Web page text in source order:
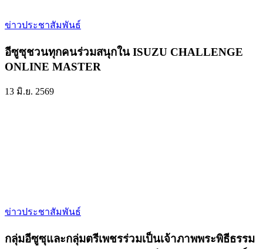
ข่าวประชาสัมพันธ์
อีซูซุชวนทุกคนร่วมสนุกใน ISUZU CHALLENGE
ONLINE MASTER
13 มิ.ย. 2569
ข่าวประชาสัมพันธ์
กลุ่มอีซูซุและกลุ่มตรีเพชรร่วมเป็นเจ้าภาพพระพิธีธรรม